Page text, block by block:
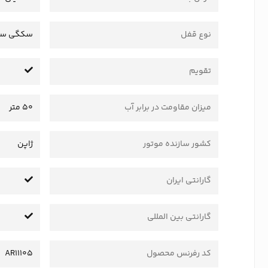
نوع قفل سکگی
تقویم
میزان مقاومت در برابر آب 50 متر
کشور سازنده موتور ژاپن
گارانتی ایران
گارانتی بین المللی
کد رفرنس محصول AR11105